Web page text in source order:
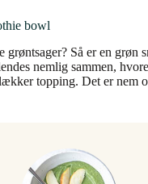
bowl
Så er en grøn
nemlig sammen,
topping. Det er nem